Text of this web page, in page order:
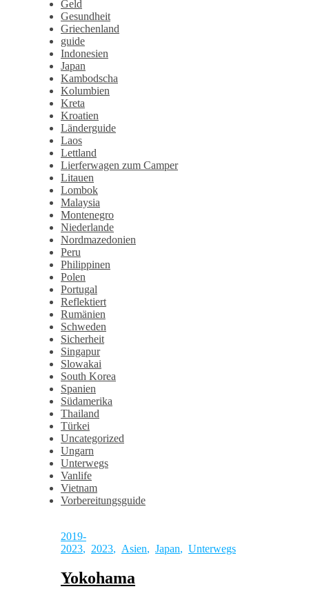
Geld
Gesundheit
Griechenland
guide
Indonesien
Japan
Kambodscha
Kolumbien
Kreta
Kroatien
Länderguide
Laos
Lettland
Lierferwagen zum Camper
Litauen
Lombok
Malaysia
Montenegro
Niederlande
Nordmazedonien
Peru
Philippinen
Polen
Portugal
Reflektiert
Rumänien
Schweden
Sicherheit
Singapur
Slowakai
South Korea
Spanien
Südamerika
Thailand
Türkei
Uncategorized
Ungarn
Unterwegs
Vanlife
Vietnam
Vorbereitungsguide
2019-
2023, 2023, Asien, Japan, Unterwegs
Yokohama